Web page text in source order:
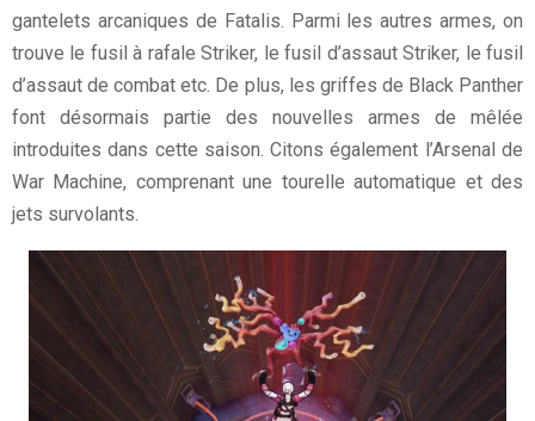
gantelets arcaniques de Fatalis. Parmi les autres armes, on
trouve le fusil à rafale Striker, le fusil d’assaut Striker, le fusil
d’assaut de combat etc. De plus, les griffes de Black Panther
font désormais partie des nouvelles armes de mêlée
introduites dans cette saison. Citons également l’Arsenal de
War Machine, comprenant une tourelle automatique et des
jets survolants.